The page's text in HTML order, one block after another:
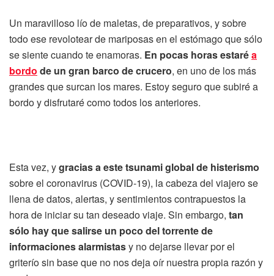
Un maravilloso lío de maletas, de preparativos, y sobre
todo ese revolotear de mariposas en el estómago que sólo
se siente cuando te enamoras. En pocas horas estaréa
bordo de un gran barco de crucero, en uno de los más
grandes que surcan los mares. Estoy seguro que subiré a
bordo y disfrutaré como todos los anteriores.
Esta vez, ygracias a este tsunami global de histerismo
sobre el coronavirus (COVID-19), la cabeza del viajero se
llena de datos, alertas, y sentimientos contrapuestos la
hora de iniciar su tan deseado viaje. Sin embargo, tan
sólo hay que salirse un poco del torrente de
informaciones alarmistasy no dejarse llevar por el
griterío sin base que no nos deja oír nuestra propia razón y